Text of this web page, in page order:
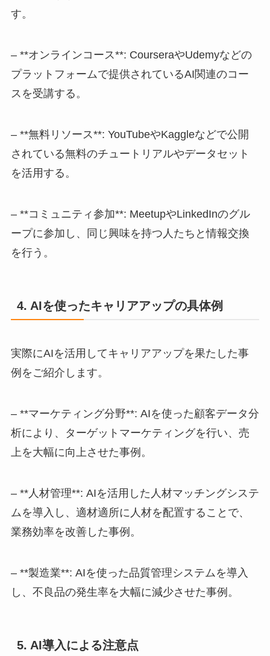
す。
– **オンラインコース**: CourseraやUdemyなどの
プラットフォームで提供されているAI関連のコー
スを受講する。
– **無料リソース**: YouTubeやKaggleなどで公開
されている無料のチュートリアルやデータセット
を活用する。
– **コミュニティ参加**: MeetupやLinkedInのグル
ープに参加し、同じ興味を持つ人たちと情報交換
を行う。
4. AIを使ったキャリアアップの具体例
実際にAIを活用してキャリアアップを果たした事
例をご紹介します。
– **マーケティング分野**: AIを使った顧客データ分
析により、ターゲットマーケティングを行い、売
上を大幅に向上させた事例。
– **人材管理**: AIを活用した人材マッチングシステ
ムを導入し、適材適所に人材を配置することで、
業務効率を改善した事例。
– **製造業**: AIを使った品質管理システムを導入
し、不良品の発生率を大幅に減少させた事例。
5. AI導入による注意点